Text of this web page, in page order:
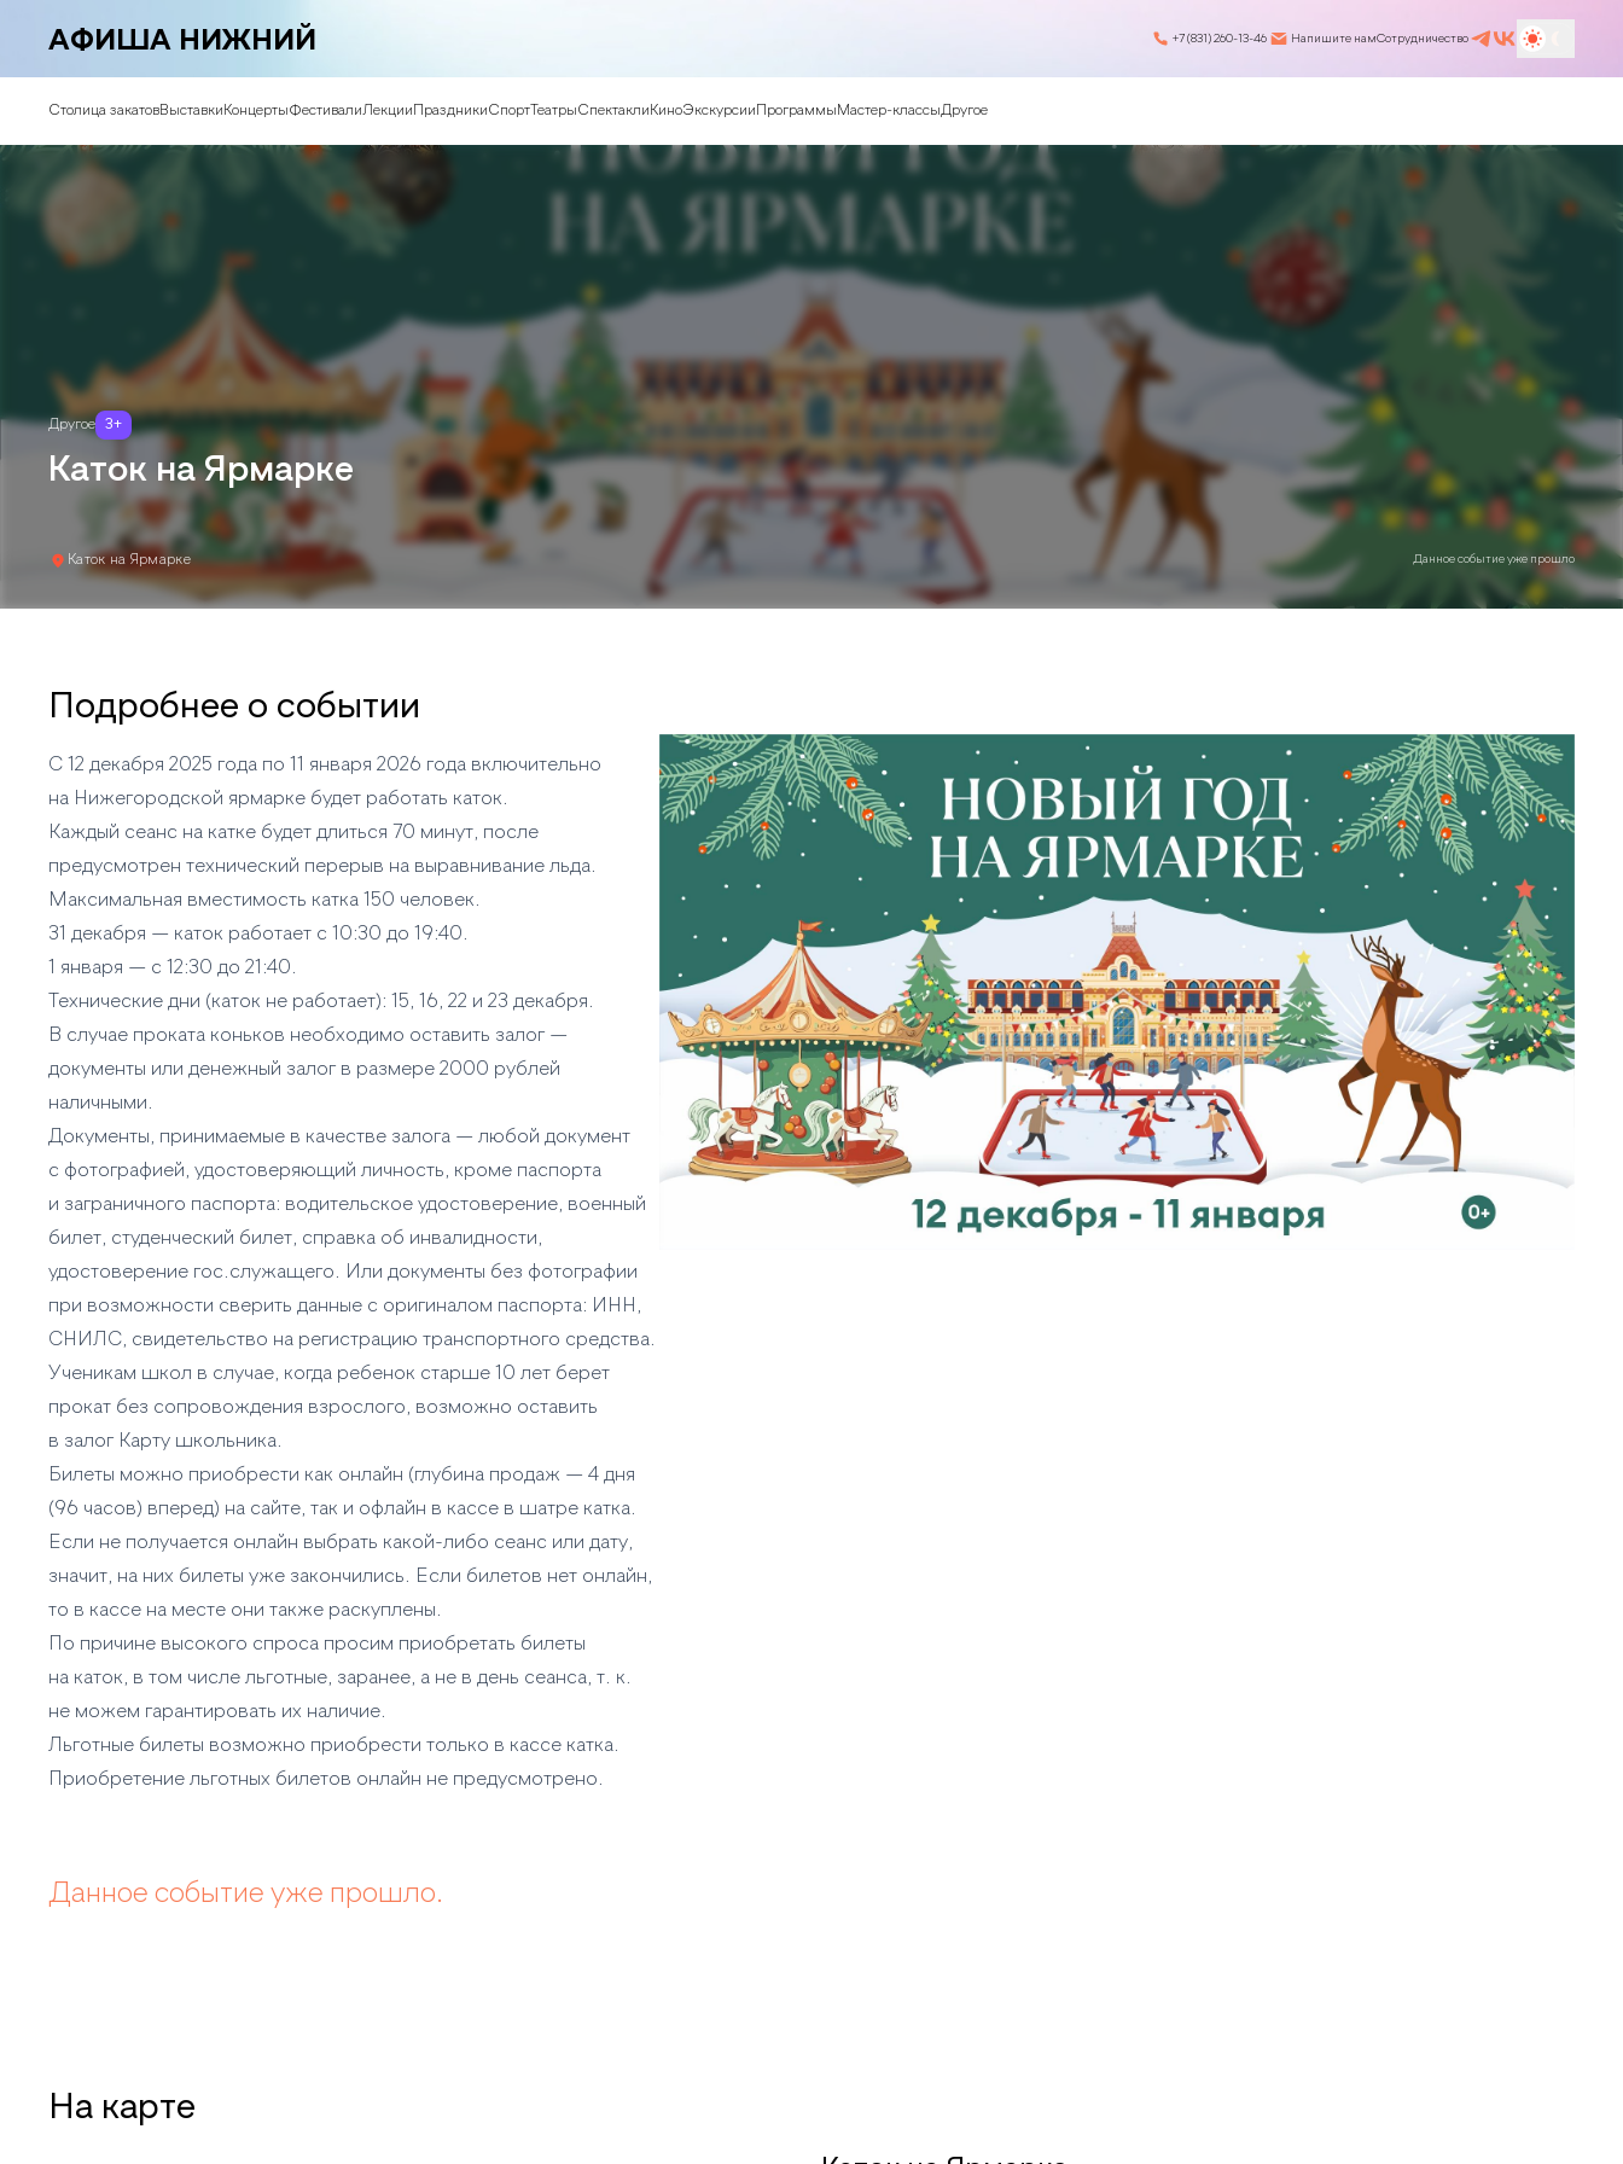
АФИША НИЖНИЙ +7 (831) 260-13-46 Напишите намСотрудничество
Столица закатовВыставкиКонцертыФестивалиЛекции ПраздникиСпорт ТеатрыСпектаклиКиноЭкскурсии Программы Мастер-классыДругое
Другое 3+
Каток на Ярмарке
Каток на Ярмарке Данное событие уже прошло
Подробнее о событии
С 12 декабря 2025 года по 11 января 2026 года включительно
на Нижегородской ярмарке будет работать каток.
Каждый сеанс на катке будет длиться 70 минут, после
предусмотрен технический перерыв на выравнивание льда.
Максимальная вместимость катка 150 человек.
31 декабря — каток работает с 10:30 до 19:40.
1 января — с 12:30 до 21:40.
Технические дни (каток не работает): 15, 16, 22 и 23 декабря.
В случае проката коньков необходимо оставить залог —
документы или денежный залог в размере 2000 рублей
наличными.
Документы, принимаемые в качестве залога — любой документ
с фотографией, удостоверяющий личность, кроме паспорта
и заграничного паспорта: водительское удостоверение, военный
билет, студенческий билет, справка об инвалидности,
удостоверение гос.служащего. Или документы без фотографии
при возможности сверить данные с оригиналом паспорта: ИНН,
СНИЛС, свидетельство на регистрацию транспортного средства.
Ученикам школ в случае, когда ребенок старше 10 лет берет
прокат без сопровождения взрослого, возможно оставить
в залог Карту школьника.
Билеты можно приобрести как онлайн (глубина продаж — 4 дня
(96 часов) вперед) на сайте, так и офлайн в кассе в шатре катка.
Если не получается онлайн выбрать какой-либо сеанс или дату,
значит, на них билеты уже закончились. Если билетов нет онлайн,
то в кассе на месте они также раскуплены.
По причине высокого спроса просим приобретать билеты
на каток, в том числе льготные, заранее, а не в день сеанса, т. к.
не можем гарантировать их наличие.
Льготные билеты возможно приобрести только в кассе катка.
Приобретение льготных билетов онлайн не предусмотрено.
Данное событие уже прошло.
На карте